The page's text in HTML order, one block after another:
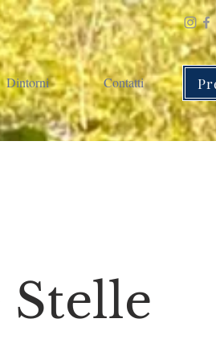
Dintorni Contatti